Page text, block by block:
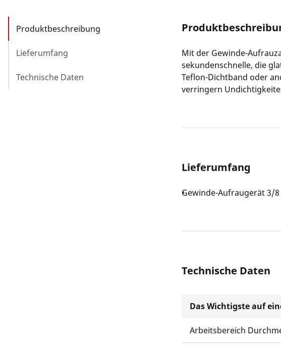
Produktbeschreibung
Lieferumfang
Technische Daten
Mit der Gewinde-
sekundenschnelle, die
Teflon-Dichtband oder
verringern
Lieferumfang
Gewinde-Aufraugerät 3/8
Technische Daten
Das Wichtigste auf
Arbeitsbereich